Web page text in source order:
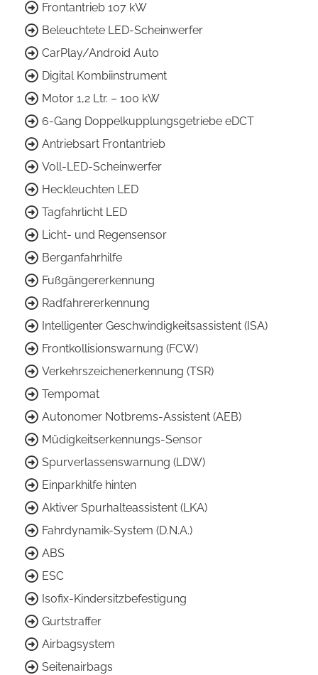
Frontantrieb 107 kW
Beleuchtete LED-Scheinwerfer
CarPlay/Android Auto
Digital Kombiinstrument
Motor 1,2 Ltr. – 100 kW
6-Gang Doppelkupplungsgetriebe eDCT
Antriebsart Frontantrieb
Voll-LED-Scheinwerfer
Heckleuchten LED
Tagfahrlicht LED
Licht- und Regensensor
Berganfahrhilfe
Fußgängererkennung
Radfahrererkennung
Intelligenter Geschwindigkeitsassistent (ISA)
Frontkollisionswarnung (FCW)
Verkehrszeichenerkennung (TSR)
Tempomat
Autonomer Notbrems-Assistent (AEB)
Müdigkeitserkennungs-Sensor
Spurverlassenswarnung (LDW)
Einparkhilfe hinten
Aktiver Spurhalteassistent (LKA)
Fahrdynamik-System (D.N.A.)
ABS
ESC
Isofix-Kindersitzbefestigung
Gurtstraffer
Airbagsystem
Seitenairbags